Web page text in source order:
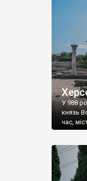
влада
У 988
князь
час,